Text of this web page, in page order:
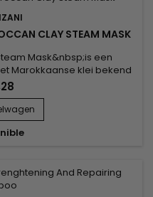
CLAY STEAM MASK
Mask&nbsp;is een
Marokkaanse klei bekend
voor de huid als voor het
Marula en Kokos, het strijdt
voedt, ontwart en definieert
is het haar schoon en